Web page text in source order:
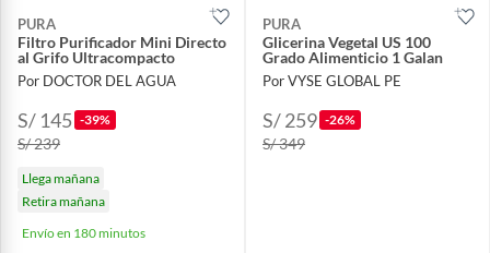
PURA
Filtro Purificador Mini Directo
al Grifo Ultracompacto
Por DOCTOR DEL AGUA
S/ 145 -39%
S/ 239
Llega mañana
Retira mañana
Envío en 180 minutos
PURA
Glicerina Vegetal US 100
Grado Alimenticio 1 Galan
Por VYSE GLOBAL PE
S/ 259 -26%
S/ 349